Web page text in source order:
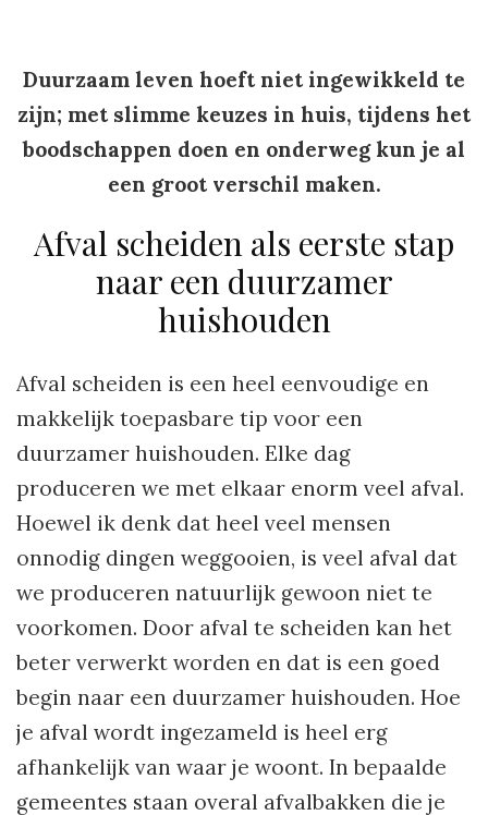
Duurzaam leven hoeft niet ingewikkeld te
zijn; met slimme keuzes in huis, tijdens het
boodschappen doen en onderweg kun je al
een groot verschil maken.
Afval scheiden als eerste stap
naar een duurzamer
huishouden
Afval scheiden is een heel eenvoudige en
makkelijk toepasbare tip voor een
duurzamer huishouden. Elke dag
produceren we met elkaar enorm veel afval.
Hoewel ik denk dat heel veel mensen
onnodig dingen weggooien, is veel afval dat
we produceren natuurlijk gewoon niet te
voorkomen. Door afval te scheiden kan het
beter verwerkt worden en dat is een goed
begin naar een duurzamer huishouden. Hoe
je afval wordt ingezameld is heel erg
afhankelijk van waar je woont. In bepaalde
gemeentes staan overal afvalbakken die je